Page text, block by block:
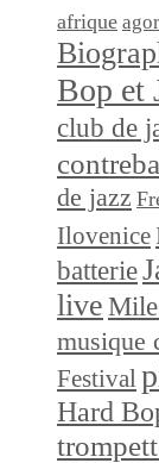
afrique
Bop et
club de
de jazz
Ilovenice
batterie
live
musique
Festival
Hard